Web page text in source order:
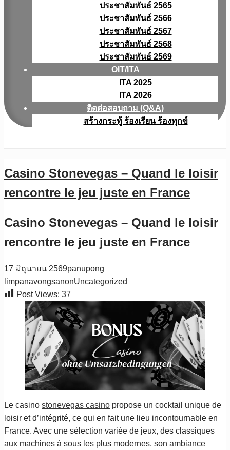
ประชาสัมพันธ์ 2565
ประชาสัมพันธ์ 2566
ประชาสัมพันธ์ 2567
ประชาสัมพันธ์ 2568
ประชาสัมพันธ์ 2569
OIT/ITA
ITA 2025
ITA 2026
ติดต่อสอบถาม (Q&A)
สร้างกระทู้ ร้องเรียน ร้องทุกข์
Casino Stonevegas – Quand le loisir
rencontre le jeu juste en France
Casino Stonevegas – Quand le loisir
rencontre le jeu juste en France
17 มิถุนายน 2569panupong
limpanavongsanonUncategorized
Post Views: 37
Le casino stonevegas casino propose un cocktail unique de
loisir et d’intégrité, ce qui en fait une lieu incontournable en
France. Avec une sélection variée de jeux, des classiques
aux machines à sous les plus modernes, son ambiance